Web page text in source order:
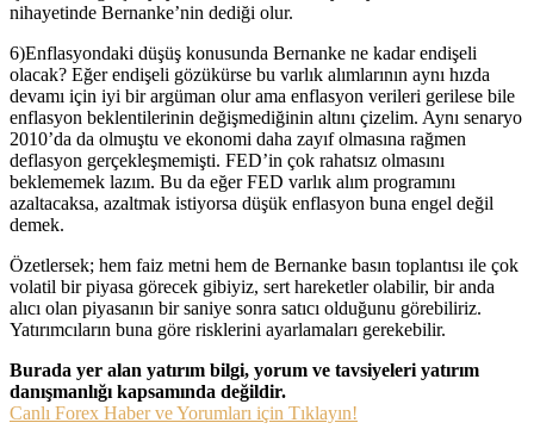
nihayetinde Bernanke’nin dediği olur.
6)Enflasyondaki düşüş konusunda Bernanke ne kadar endişeli
olacak? Eğer endişeli gözükürse bu varlık alımlarının aynı hızda
devamı için iyi bir argüman olur ama enflasyon verileri gerilese bile
enflasyon beklentilerinin değişmediğinin altını çizelim. Aynı senaryo
2010’da da olmuştu ve ekonomi daha zayıf olmasına rağmen
deflasyon gerçekleşmemişti. FED’in çok rahatsız olmasını
beklememek lazım. Bu da eğer FED varlık alım programını
azaltacaksa, azaltmak istiyorsa düşük enflasyon buna engel değil
demek.
Özetlersek; hem faiz metni hem de Bernanke basın toplantısı ile çok
volatil bir piyasa görecek gibiyiz, sert hareketler olabilir, bir anda
alıcı olan piyasanın bir saniye sonra satıcı olduğunu görebiliriz.
Yatırımcıların buna göre risklerini ayarlamaları gerekebilir.
Burada yer alan yatırım bilgi, yorum ve tavsiyeleri yatırım
danışmanlığı kapsamında değildir.
Canlı Forex Haber ve Yorumları için Tıklayın!